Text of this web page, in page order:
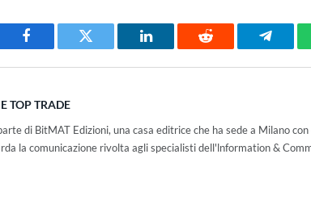
Facebook Twitter LinkedIn Reddit
TOP TRADE
di BitMAT Edizioni, una casa editrice che ha sede a Milano
la comunicazione rivolta agli specialisti dell'lnformation &